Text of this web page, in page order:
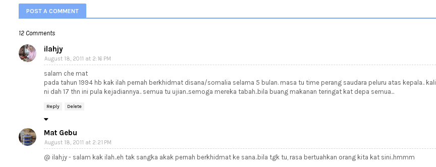
POST A COMMENT
12 Comments
ilahjy
August 18, 2011 at 2:16 PM
salam che mat
pada tahun 1994 hb kak ilah pernah berkhidmat disana/somalia selama 5 bulan. masa tu time perang saudara peluru atas kepala.. kali
ni dah 17 thn ini pula kejadiannya.. semua tu ujian..semoga mereka tabah..bila buang makanan teringat kat depa semua...
Reply Delete
Mat Gebu
August 18, 2011 at 2:21 PM
@ ilahjy - salam kak ilah..eh tak sangka akak pernah berkhidmat ke sana..bila tgk tu, rasa bertuahkan orang kita kat sini..hmmm